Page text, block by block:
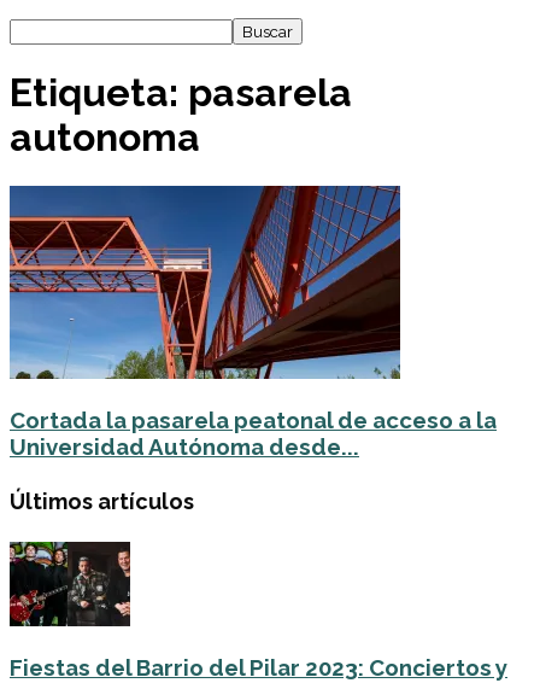
Etiqueta: pasarela
autonoma
Cortada la pasarela peatonal de acceso a la
Universidad Autónoma desde...
Últimos artículos
Fiestas del Barrio del Pilar 2023: Conciertos y